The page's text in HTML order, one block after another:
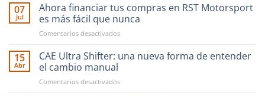
07
Jul
Ahora financiar tus compras en RST Motorsport
es más fácil que nunca
Comentarios desactivadosen
financiar
en
15
Abr
CAE Ultra Shifter: una nueva forma de entender
el cambio manual
Comentarios desactivadosen